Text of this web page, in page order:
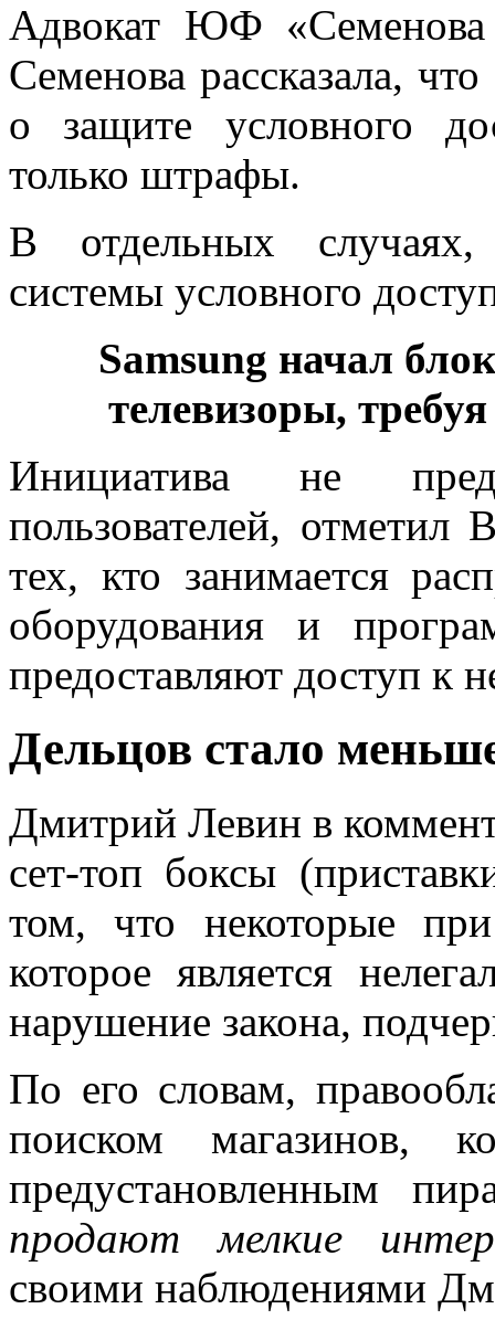
Адвокат ЮФ
Семенова рассказала,
о защите условного
только штрафы.
В отдельных случаях,
системы условного
Samsung начал
телевизоры,
Инициатива не
пользователей, отметил
тех, кто занимается
оборудования и
предоставляют доступ к
Дельцов стало
Дмитрий Левин в
сет-топ боксы
том, что некоторые
которое является
нарушение закона,
По его словам,
поиском магазинов,
предустановленным
продают мелкие
своими наблюдениями